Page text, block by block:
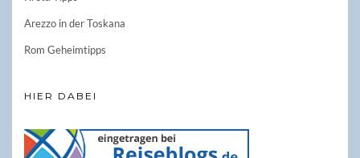
Arezzo in der Toskana
Rom Geheimtipps
HIER DABEI